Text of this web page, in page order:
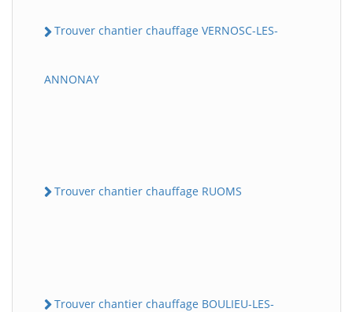
Trouver chantier chauffage VERNOSC-LES-
ANNONAY
Trouver chantier chauffage RUOMS
Trouver chantier chauffage BOULIEU-LES-